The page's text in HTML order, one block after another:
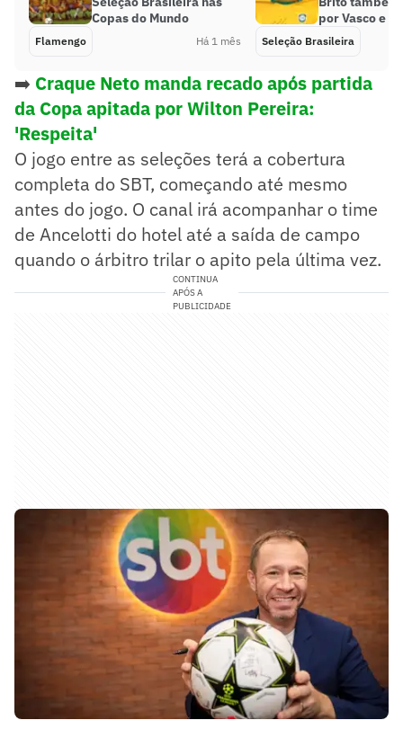
Copas do Mundo
Flamengo Há 1 mês
por Vasco e
Seleção Brasileira
➡️ Craque Neto manda recado após partida
da Copa apitada por Wilton Pereira:
'Respeita'
O jogo entre as seleções terá a cobertura
completa do SBT, começando até mesmo
antes do jogo. O canal irá acompanhar o time
de Ancelotti do hotel até a saída de campo
quando o árbitro trilar o apito pela última vez.
CONTINUA
APÓS A
PUBLICIDADE